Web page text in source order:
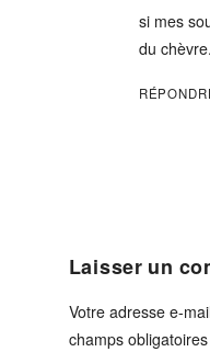
si mes
du chèvre.
Laisser un
Votre adresse e-
champs